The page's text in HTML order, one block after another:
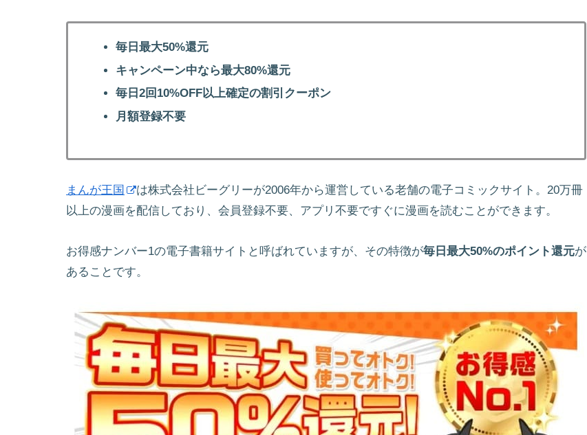
毎日最大50%還元
キャンペーン中なら最大80%還元
毎日2回10%OFF以上確定の割引クーポン
月額登録不要
まんが王国
は株式会社ビーグリーが2006年から運営している老舗の電子コミックサイト。20万冊
以上の漫画を配信しており、会員登録不要、アプリ不要ですぐに漫画を読むことができます。
お得感ナンバー1の電子書籍サイトと呼ばれていますが、その特徴が毎日最大50%のポイント還元が
あることです。